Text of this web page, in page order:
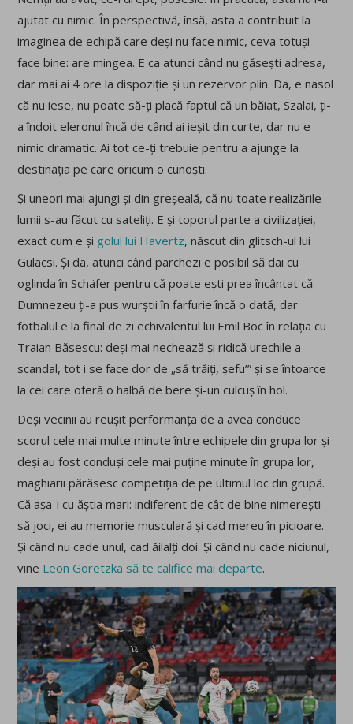
ajutat cu nimic. În perspectivă, însă, asta a contribuit la
imaginea de echipă care deși nu face nimic, ceva totuși
face bine: are mingea. E ca atunci când nu găsești adresa,
dar mai ai 4 ore la dispoziție și un rezervor plin. Da, e nasol
că nu iese, nu poate să-ți placă faptul că un băiat, Szalai, ți-
a îndoit eleronul încă de când ai ieșit din curte, dar nu e
nimic dramatic. Ai tot ce-ți trebuie pentru a ajunge la
destinația pe care oricum o cunoști.
Și uneori mai ajungi și din greșeală, că nu toate realizările
lumii s-au făcut cu sateliți. E și toporul parte a civilizației,
exact cum e și golul lui Havertz, născut din glitsch-ul lui
Gulacsi. Și da, atunci când parchezi e posibil să dai cu
oglinda în Schäfer pentru că poate ești prea încântat că
Dumnezeu ți-a pus wurștii în farfurie încă o dată, dar
fotbalul e la final de zi echivalentul lui Emil Boc în relația cu
Traian Băsescu: deși mai nechează și ridică urechile a
scandal, tot i se face dor de „să trăiți, șefu’” și se întoarce
la cei care oferă o halbă de bere și-un culcuș în hol.
Deși vecinii au reușit performanța de a avea conduce
scorul cele mai multe minute între echipele din grupa lor și
deși au fost conduși cele mai puține minute în grupa lor,
maghiarii părăsesc competiția de pe ultimul loc din grupă.
Că așa-i cu ăștia mari: indiferent de cât de bine nimerești
să joci, ei au memorie musculară și cad mereu în picioare.
Și când nu cade unul, cad ăilalți doi. Și când nu cade niciunul,
vine Leon Goretzka să te califice mai departe.